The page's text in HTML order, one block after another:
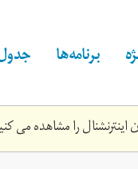
برنامه‌ها
را مشاهده می